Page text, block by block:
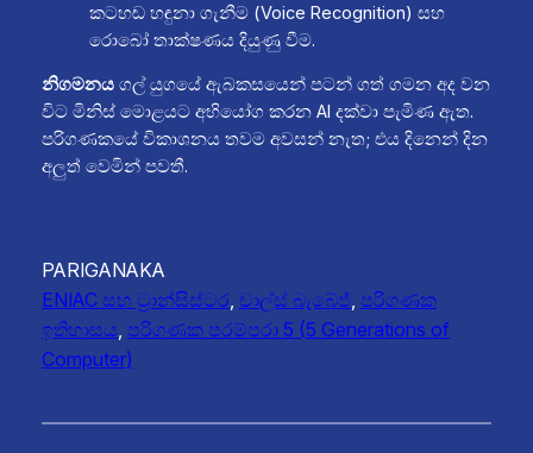
කටහඬ හඳුනා ගැනීම (Voice Recognition) සහ
රොබෝ තාක්ෂණය දියුණු වීම.
නිගමනයගල් යුගයේ ඇබකසයෙන් පටන් ගත් ගමන අද වන
විට මිනිස් මොළයට අභියෝග කරන AI දක්වා පැමිණ ඇත.
පරිගණකයේ විකාශනය තවම අවසන් නැත; එය දිනෙන් දින
අලුත් වෙමින් පවතී.
PARIGANAKA
ENIAC සහ ට්‍රාන්සිස්ටර චාල්ස් බැබේජ් පරිගණක
ඉතිහාසය පරිගණක පරම්පරා 5 (5 Generations of
Computer)